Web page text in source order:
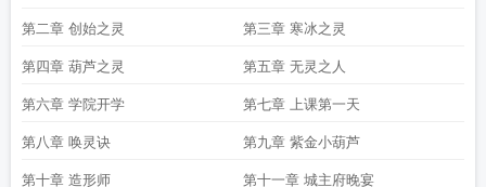
第二章 创始之灵 第三章 寒冰之灵
第四章 葫芦之灵 第五章 无灵之人
第六章 学院开学 第七章 上课第一天
第八章 唤灵诀 第九章 紫金小葫芦
第十章 造形师 第十一章 城主府晚宴